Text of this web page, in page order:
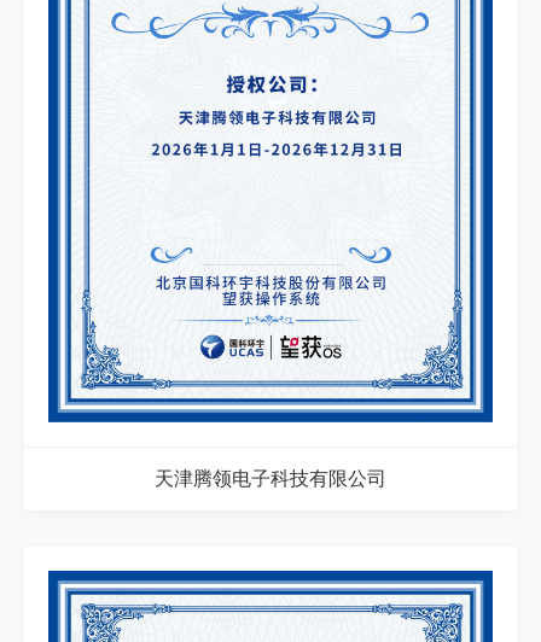
天津腾领电子科技有限公司